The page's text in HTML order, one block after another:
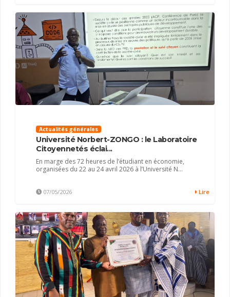
Actualités générales
Université Norbert-ZONGO : le Laboratoire
Citoyennetés éclai...
En marge des 72 heures de l’étudiant en économie,
organisées du 22 au 24 avril 2026 à l’Université N...
07/05/2026 Lire